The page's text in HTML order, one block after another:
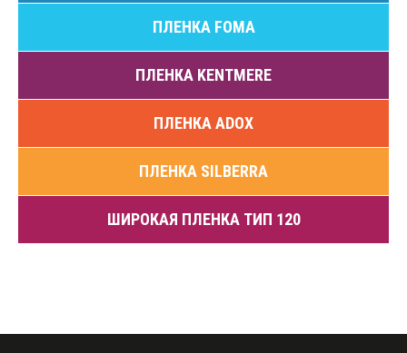
ПЛЕНКА FOMA
ПЛЕНКА KENTMERE
ПЛЕНКА ADOX
ПЛЕНКА SILBERRA
ШИРОКАЯ ПЛЕНКА ТИП 120